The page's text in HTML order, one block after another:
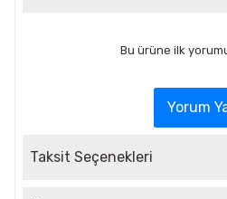
Bu ürüne ilk
Yorum
Taksit Seçenekleri